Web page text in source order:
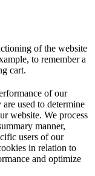
of the website
to remember a
cart.
of our
used to determine
website. We process
manner,
users of our
in relation to
and optimize